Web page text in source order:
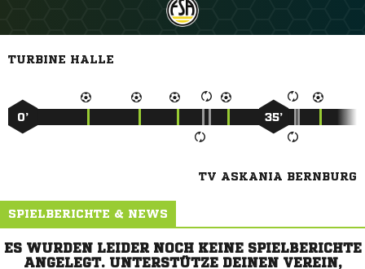
TURBINE HALLE
0’ 35’
TV ASKANIA BERNBURG
SPIELBERICHTE & NEWS
ES WURDEN LEIDER NOCH KEINE SPIELBERICHTE
ANGELEGT. UNTERSTÜTZE DEINEN VEREIN,